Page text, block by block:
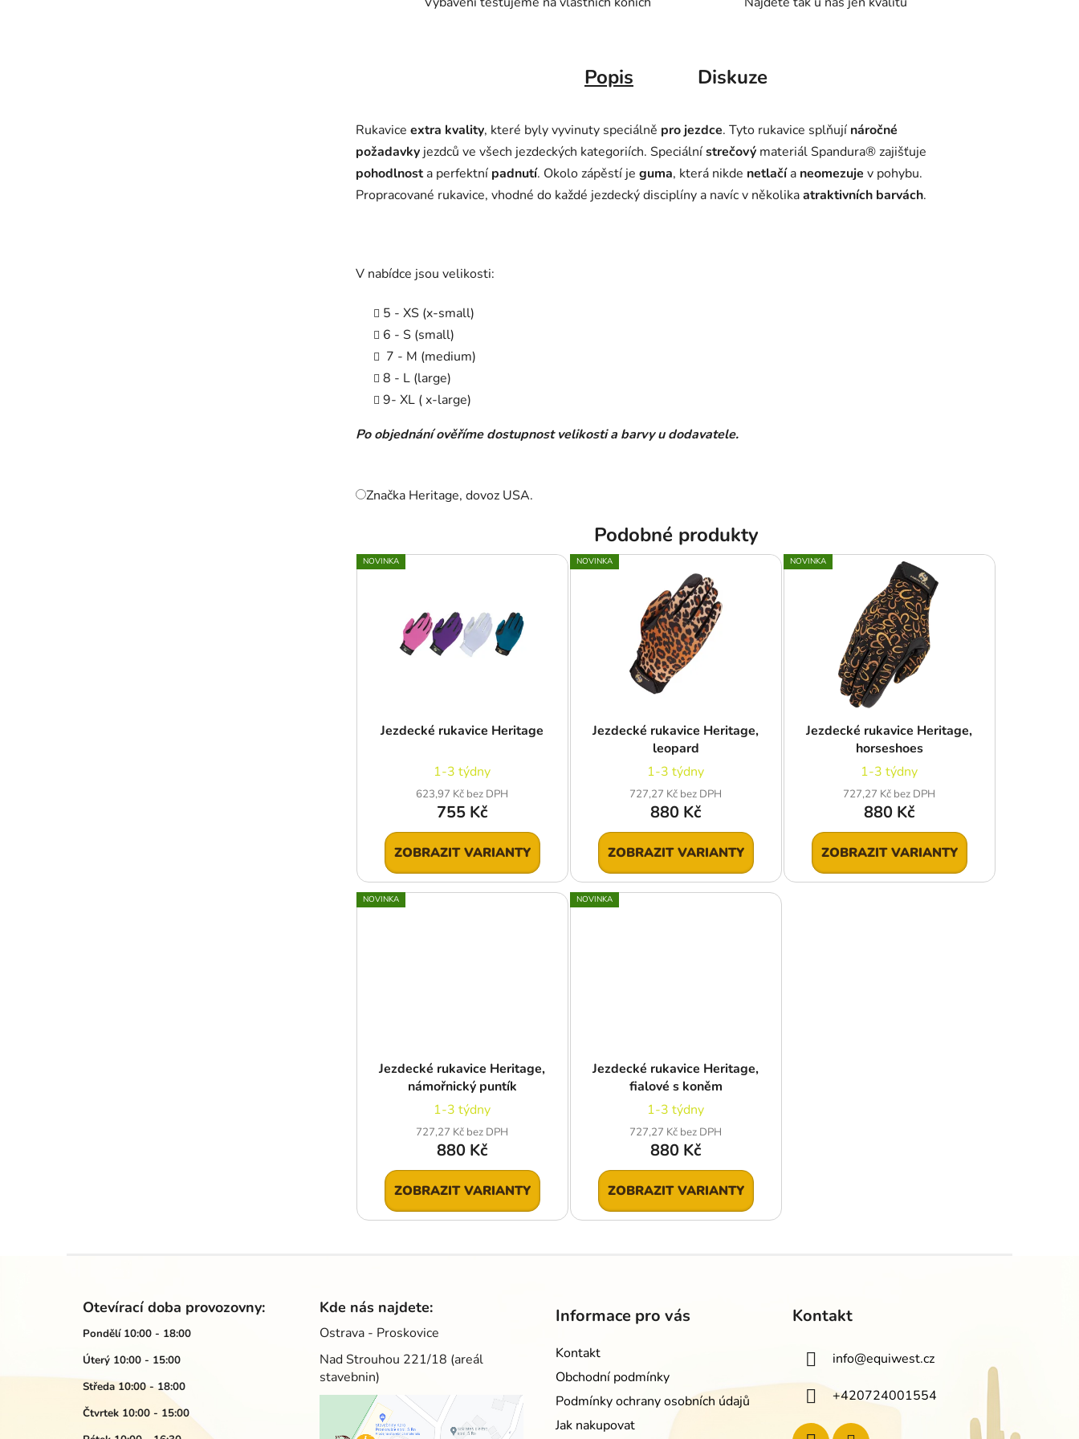
Značka Heritage, dovoz USA.
Popis Diskuze
Rukavice extra kvality, které byly vyvinuty speciálně pro jezdce. Tyto rukavice splňují náročné
požadavky jezdců ve všech jezdeckých kategoriích. Speciálnístrečový materiál Spandura® zajišťuje
pohodlnosta perfektní padnutí. Okolo zápěstí je guma, která nikde netlačía neomezuje v pohybu.
Propracované rukavice, vhodné do každé jezdecký disciplíny a navíc v několikaatraktivních barvách.
V nabídce jsou velikosti:
5 - XS (x-small)
6 - S (small)
7 - M (medium)
8 - L (large)
9- XL ( x-large)
Po objednání ověříme dostupnost velikosti a barvy u dodavatele.
Značka Heritage, dovoz USA.
Podobné produkty
NOVINKA
Jezdecké rukavice Heritage
1-3 týdny
623,97 Kč bez DPH
755 Kč
ZOBRAZIT VARIANTY
NOVINKA
Jezdecké rukavice Heritage,
leopard
1-3 týdny
727,27 Kč bez DPH
880 Kč
ZOBRAZIT VARIANTY
NOVINKA
Jezdecké rukavice Heritage,
horseshoes
1-3 týdny
727,27 Kč bez DPH
880 Kč
ZOBRAZIT VARIANTY
NOVINKA
Jezdecké rukavice Heritage,
námořnický puntík
1-3 týdny
727,27 Kč bez DPH
880 Kč
ZOBRAZIT VARIANTY
NOVINKA
Jezdecké rukavice Heritage,
fialové s koněm
1-3 týdny
727,27 Kč bez DPH
880 Kč
ZOBRAZIT VARIANTY
Otevírací doba provozovny:
Pondělí 10:00 - 18:00
Úterý 10:00 - 15:00
Středa 10:00 - 18:00
Čtvrtek 10:00 - 15:00
Kde nás najdete:
Ostrava - Proskovice
Nad Strouhou 221/18 (areál
stavebnin)
Informace pro vás
Kontakt
Obchodní podmínky
Podmínky ochrany osobních údajů
Jak nakupovat
Kontakt
info@equiwest.cz
+420724001554